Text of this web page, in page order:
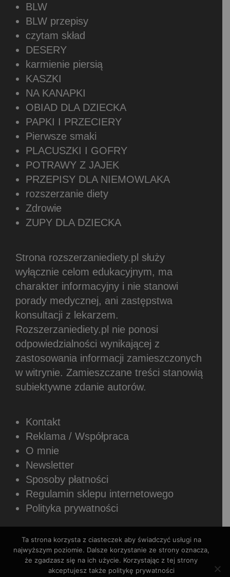
BLW
BLW przepisy
czytam skład
DESERY
karmienie piersią
KASZKI
NA KANAPKI
OBIAD DLA DZIECKA
PAPKI I PRZECIERY
Pierwsze smaki
PLACUSZKI I GOFRY
POTRAWY Z JAJEK
PRZEPISY DLA NIEMOWLAKA
rozszerzanie diety
Zdrowie
ZUPY DLA DZIECKA
Strona rozszerzaniediety.pl służy
wyłącznie celom edukacyjnym, ma
charakter informacyjny i nie stanowi
porady medycznej, ani zastępstwa
konsultacji z lekarzem.
Rozszerzaniediety.pl nie ponosi
odpowiedzialności wynikającej z
zastosowania informacji zamieszczonych
w witrynie. Zamieszczane treści stanowią
subiektywne zdanie autorów.
Kontakt
Reklama / Współpraca
O mnie
Newsletter
Sposoby płatności
Regulamin sklepu internetowego
Polityka prywatności
Copyright © 2026 Rozszerzaniediety.pl.
Ta strona korzysta z ciasteczek aby świadczyć usługi na
najwyższym poziomie. Dalsze korzystanie ze strony oznacza,
że zgadzasz się na ich użycie. Korzystając z tej strony
akceptujesz także politykę prywatności